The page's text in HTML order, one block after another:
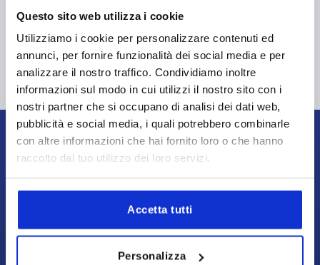
Questo sito web utilizza i cookie
Utilizziamo i cookie per personalizzare contenuti ed
annunci, per fornire funzionalità dei social media e per
analizzare il nostro traffico. Condividiamo inoltre
informazioni sul modo in cui utilizzi il nostro sito con i
nostri partner che si occupano di analisi dei dati web,
pubblicità e social media, i quali potrebbero combinarle
con altre informazioni che hai fornito loro o che hanno
raccolto dal tuo utilizzo dei loro servizi.
Accetta tutti
Personalizza
MECSPE
Bologna, Italien | Halle 30 | Stand E06
KIPP Italien
Zur Messe Website
13.04.2026 – 17.04.2026
SIMTOS
Gyeonggido, Südkorea | Halle 5 | Stand 05C 270
KIPP Korea
Zur Messe Website
18.05.2026 – 21.05.2026
Mach-Tech
Budapest, Ungarn
Zur Messe Website
Zur Messe Website
17.06.2026 – 17.06.2026
Assen, Niederlande
KIPP Niederlande
14.09.2026 – 19.09.2026
IMTS
Chicago, USA
KIPP INC
Zur Messe Website
06.10.2026 – 08.10.2026
Fruit attraction
Madrid, Spanien
Zur Messe Website
03.11.2026 – 05.11.2026
Nadarzyn, Polen
KIPP Polen
DEZEMBER
KIPP ITALIA SRL
Via Gaudenzio Ferrari, 21 B